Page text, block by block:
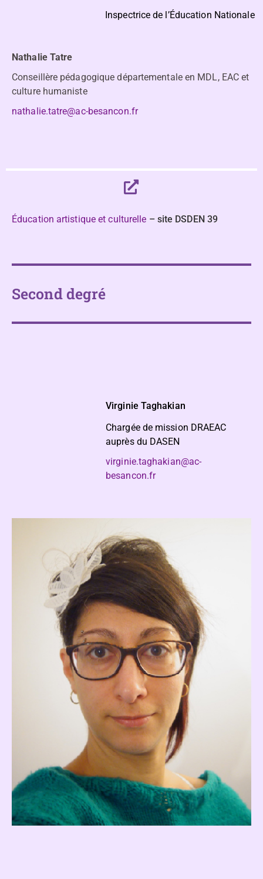
Inspectrice de l’Éducation Nationale
Nathalie Tatre
Conseillère pédagogique départementale en MDL, EAC et
culture humaniste
nathalie.tatre@ac-besancon.fr
Éducation artistique et culturelle – site DSDEN 39
Second degré
Virginie Taghakian
Chargée de mission DRAEAC
auprès du DASEN
virginie.taghakian@ac-
besancon.fr